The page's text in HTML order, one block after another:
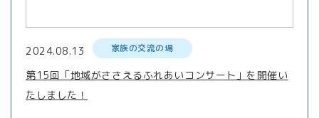
2024.08.13 家族の交流の場
第15回「地域がささえるふれあいコンサート」を開催い
たしました！